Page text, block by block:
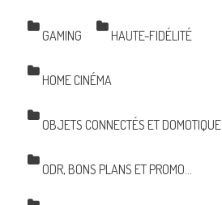
GAMING HAUTE-FIDÉLITÉ
HOME CINÉMA
OBJETS CONNECTÉS ET DOMOTIQUE
ODR, BONS PLANS ET PROMO…